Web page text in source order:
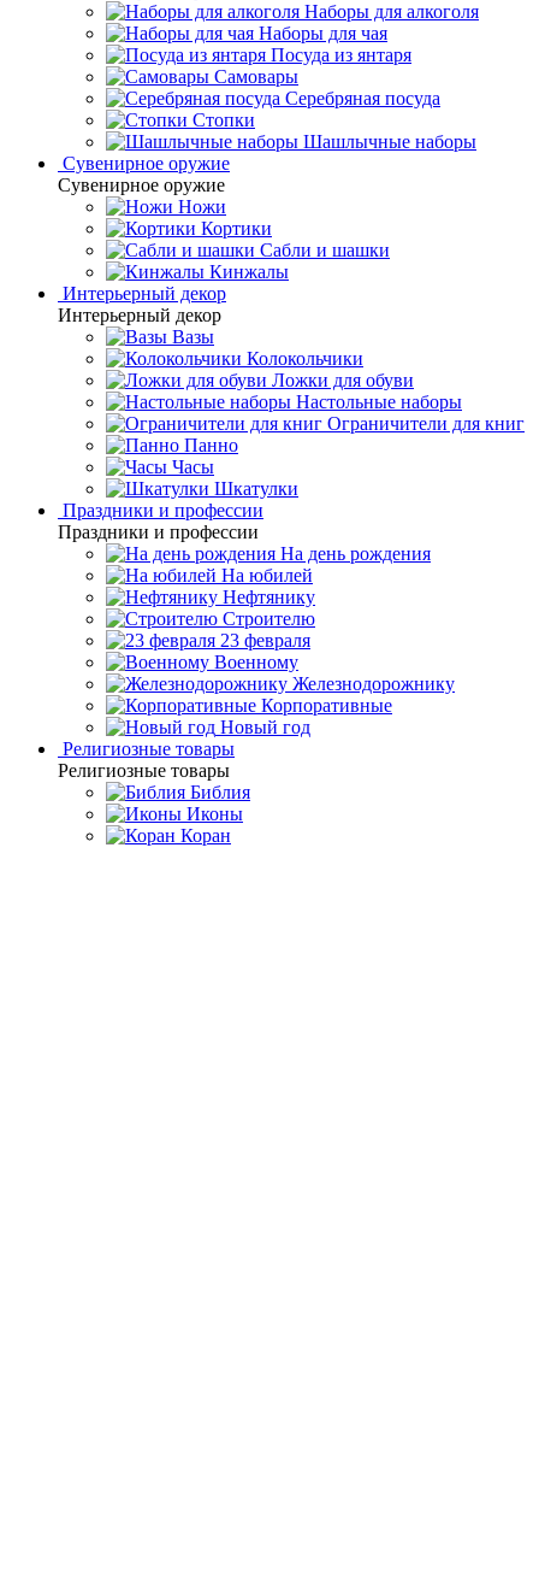
Наборы для алкоголя
Наборы для чая
Посуда из янтаря
Самовары
Серебряная посуда
Стопки
Шашлычные наборы
Сувенирное оружие
Сувенирное оружие
Ножи
Кортики
Сабли и шашки
Кинжалы
Интерьерный декор
Интерьерный декор
Вазы
Колокольчики
Ложки для обуви
Настольные наборы
Ограничители для книг
Панно
Часы
Шкатулки
Праздники и профессии
Праздники и профессии
На день рождения
На юбилей
Нефтянику
Строителю
23 февраля
Военному
Железнодорожнику
Корпоративные
Новый год
Религиозные товары
Религиозные товары
Библия
Иконы
Коран